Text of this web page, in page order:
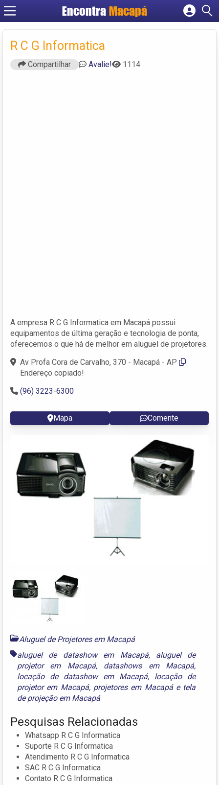
EncontraMacapá
Cadastrar empresa
Criar conta
R C G Informatica
Compartilhar Avalie! 1114
A empresa R C G Informatica em Macapá possui
equipamentos de última geração e tecnologia de ponta,
oferecemos o que há de melhor em aluguel de projetores.
Av Profa Cora de Carvalho, 370 - Macapá - AP
Endereço copiado!
(96) 3223-6300
Mapa Comente
Aluguel de Projetores em Macapá
aluguel de datashow em Macapá, aluguel de
projetor em Macapá, datashows em Macapá,
locação de datashow em Macapá, locação de
projetor em Macapá, projetores em Macapáe tela
de projeção em Macapá
Pesquisas Relacionadas
Whatsapp R C G Informatica
Suporte R C G Informatica
Atendimento R C G Informatica
SAC R C G Informatica
Contato R C G Informatica